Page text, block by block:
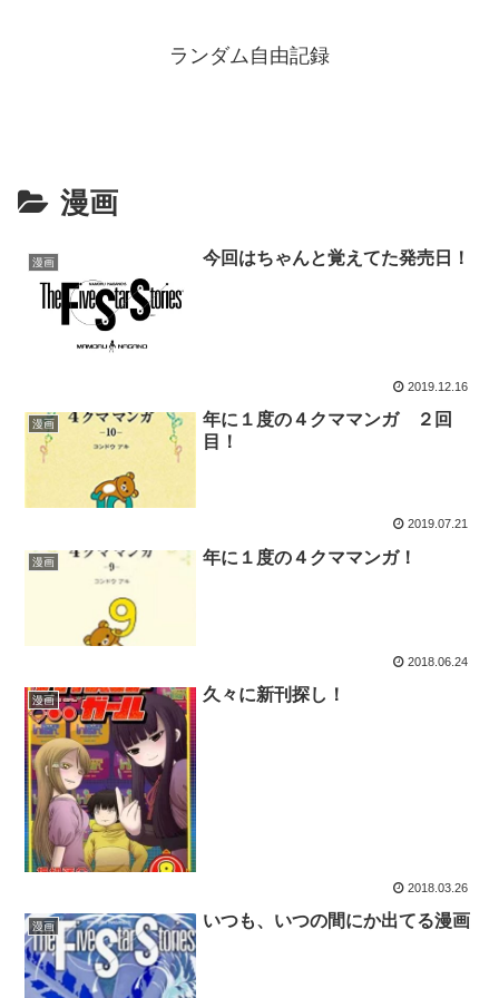
ランダム自由記録
漫画
漫画 今回はちゃんと覚えてた発売日！
2019.12.16
漫画
年に１度の４クママンガ ２回
目！
2019.07.21
漫画 年に１度の４クママンガ！
2018.06.24
漫画 久々に新刊探し！
2018.03.26
漫画 いつも、いつの間にか出てる漫画